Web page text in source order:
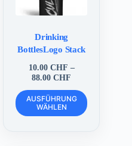
gewählt
werden
Drinking
BottlesLogo Stack
10.00 CHF –
88.00CHF
bis
88.00 CHF
AUSFÜHRUNG
WÄHLEN
Dieses
Produkt
weist